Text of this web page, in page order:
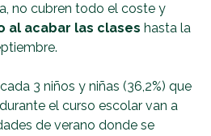
no cubren todo el coste y
al acabar las clases hasta la
3 niños y niñas (36,2%) que
el curso escolar van a
de verano donde se